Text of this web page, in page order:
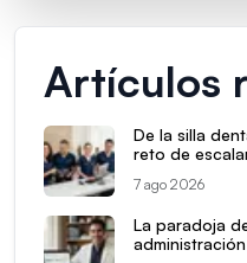
Artículos
De la silla
reto de
7 ago 2026
La paradoja